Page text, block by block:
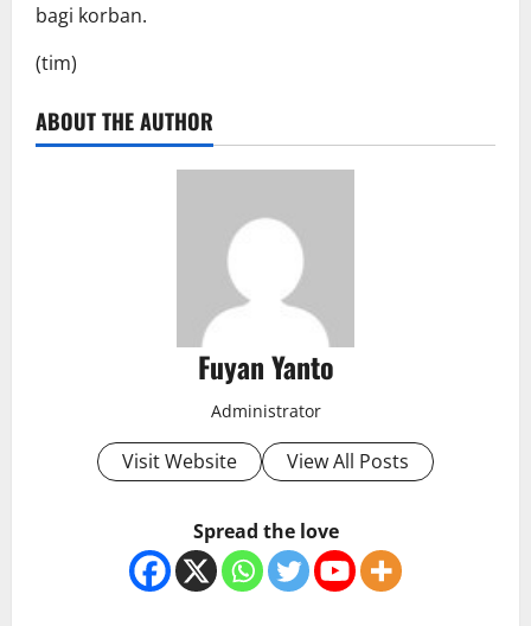
bagi korban.
(tim)
ABOUT THE AUTHOR
Fuyan Yanto
Administrator
Visit Website View All Posts
Spread the love